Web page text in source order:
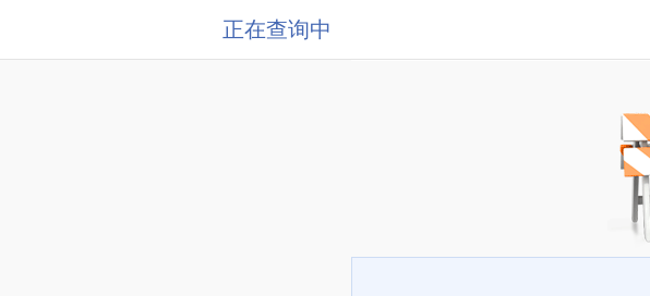
正在查询中